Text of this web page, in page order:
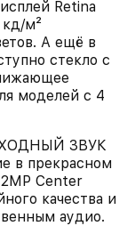
Retina
м²
А ещё в
стекло с
моделей с 4
ЗВУК
в прекрасном
Center
качества и
аудио.